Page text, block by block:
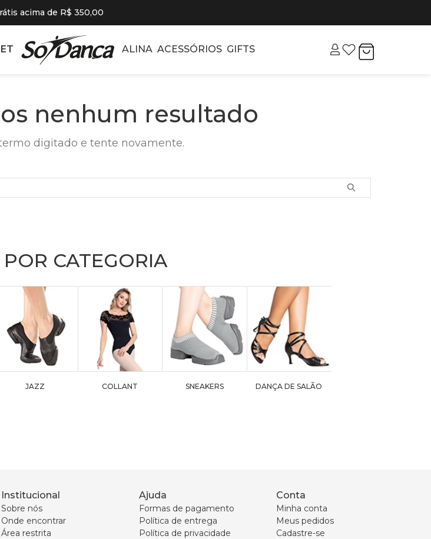
acima de R$ 350,00
ALINA ACESSÓRIOS GIFTS
nenhum resultado
digitado e tente novamente.
CATEGORIA
JAZZ COLLANT SNEAKERS DANÇA DE SALÃO
Institucional
Sobre nós
Onde encontrar
Área restrita
Ajuda
Formas de pagamento
Política de entrega
Política de privacidade
Conta
Minha conta
Meus pedidos
Cadastre-se